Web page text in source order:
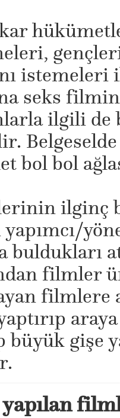
istemeleri
seks
ilgili de
bol bol
ilginç
buldukları
filmler
filmlere
büyük gişe
yapılan